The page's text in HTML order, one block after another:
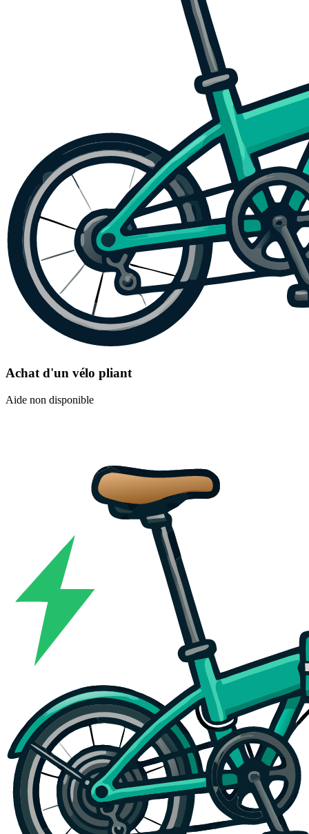
Achat d'un vélo pliant
Aide non disponible